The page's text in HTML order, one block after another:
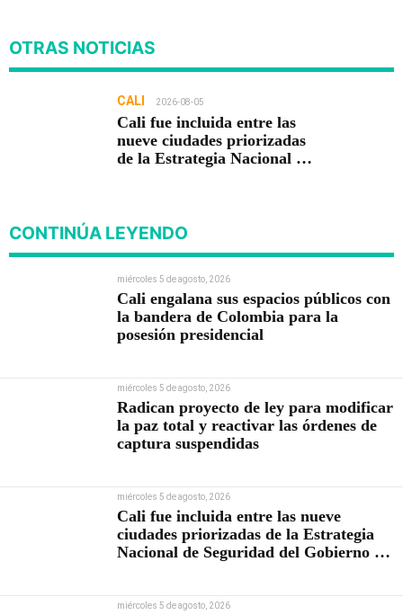
OTRAS NOTICIAS
CALI 2026-08-05
Cali fue incluida entre las
nueve ciudades priorizadas
de la Estrategia Nacional de
CONTINÚA LEYENDO
miércoles 5 de agosto, 2026
Cali engalana sus espacios públicos con
la bandera de Colombia para la
posesión presidencial
miércoles 5 de agosto, 2026
Radican proyecto de ley para modificar
la paz total y reactivar las órdenes de
captura suspendidas
miércoles 5 de agosto, 2026
Cali fue incluida entre las nueve
ciudades priorizadas de la Estrategia
Nacional de Seguridad del Gobierno de
miércoles 5 de agosto, 2026